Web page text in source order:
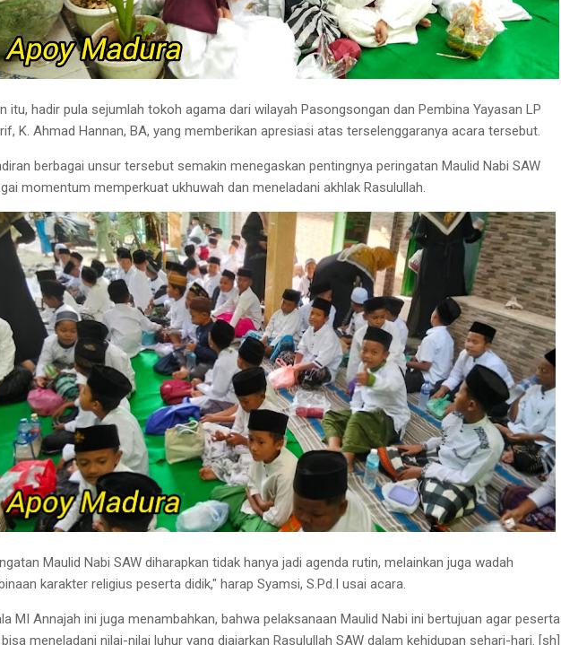
itu, hadir pula sejumlah tokoh agama dari wilayah Pasongsongan dan Pembina Yayasan LP
K. Ahmad Hannan, BA, yang memberikan apresiasi atas terselenggaranya acara tersebut.
berbagai unsur tersebut semakin menegaskan pentingnya peringatan Maulid Nabi SAW
momentum memperkuat ukhuwah dan meneladani akhlak Rasulullah.
Maulid Nabi SAW diharapkan tidak hanya jadi agenda rutin, melainkan juga wadah
karakter religius peserta didik," harap Syamsi, S.Pd.I usai acara.
MI Annajah ini juga menambahkan, bahwa pelaksanaan Maulid Nabi ini bertujuan agar peserta
meneladani nilai-nilai luhur yang diajarkan Rasulullah SAW dalam kehidupan sehari-hari. [sh]